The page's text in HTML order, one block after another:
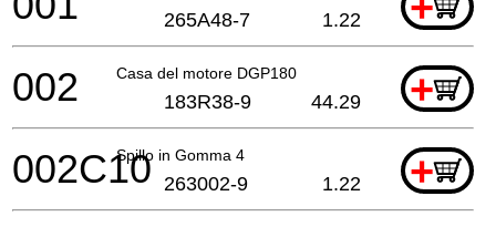
265A48-7 1.22
Casa del motore DGP180 +
002 183R38-9 44.29
Spillo in Gomma 4 +
002C10 263002-9 1.22